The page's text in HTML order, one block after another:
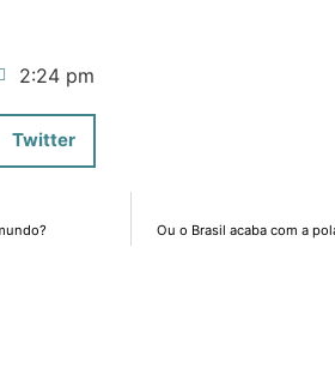
2:24 pm
Twitter
Ou o Brasil acaba com a